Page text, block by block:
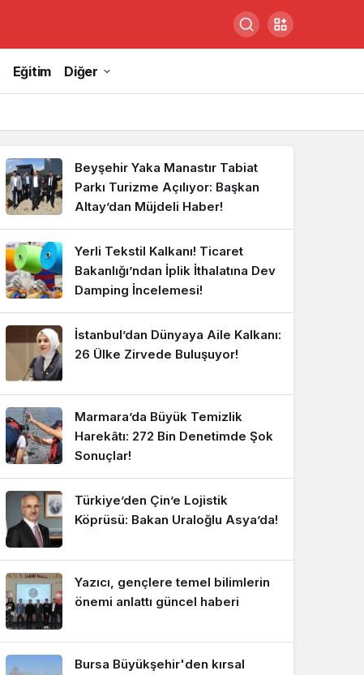
Eğitim Diğer
Beyşehir Yaka Manastır Tabiat
Parkı Turizme Açılıyor: Başkan
Altay’dan Müjdeli Haber!
Yerli Tekstil Kalkanı! Ticaret
Bakanlığı’ndan İplik İthalatına Dev
Damping İncelemesi!
İstanbul’dan Dünyaya Aile Kalkanı:
26 Ülke Zirvede Buluşuyor!
Marmara’da Büyük Temizlik
Harekâtı: 272 Bin Denetimde Şok
Sonuçlar!
Türkiye’den Çin’e Lojistik
Köprüsü: Bakan Uraloğlu Asya’da!
Yazıcı, gençlere temel bilimlerin
önemi anlattı güncel haberi
Bursa Büyükşehir'den kırsal